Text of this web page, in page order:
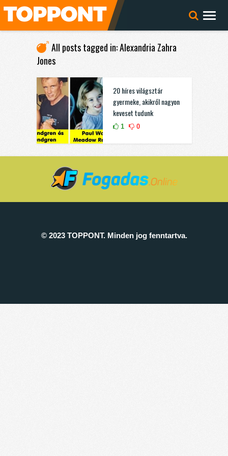
All posts tagged in: Alexandria Zahra
Jones
20 híres világsztár
gyermeke, akikről nagyon
keveset tudunk
1 0
© 2023 TOPPONT. Minden jog fenntartva.